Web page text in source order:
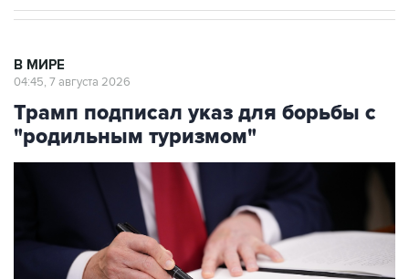
В МИРЕ
04:45, 7 августа 2026
Трамп подписал указ для борьбы с
"родильным туризмом"